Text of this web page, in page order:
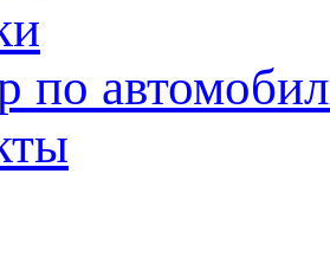
по